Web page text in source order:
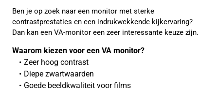
Ben je op zoek naar een monitor met sterke
contrastprestaties en een indrukwekkende kijkervaring?
Dan kan een VA-monitor een zeer interessante keuze zijn.
Waarom kiezen voor een VA monitor?
Zeer hoog contrast
Diepe zwartwaarden
Goede beeldkwaliteit voor films